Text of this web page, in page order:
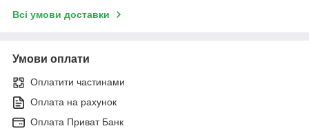
Всі умови доставки
Умови оплати
Оплатити частинами
Оплата на рахунок
Оплата Приват Банк